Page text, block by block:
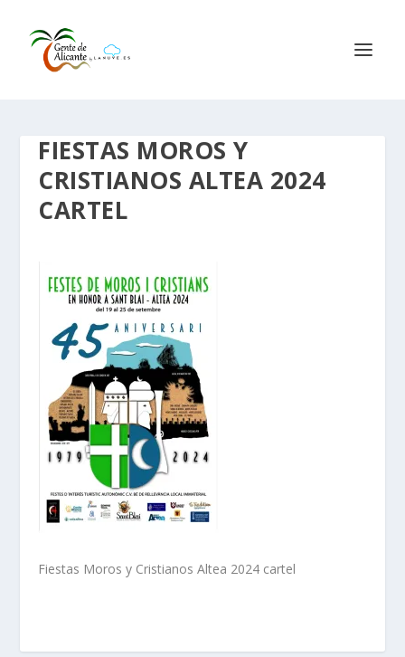
FIESTAS MOROS Y
CRISTIANOS ALTEA 2024
CARTEL
Fiestas Moros y Cristianos Altea 2024 cartel